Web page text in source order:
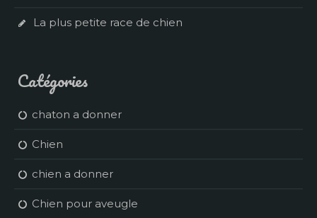
La plus petite race de chien
Catégories
chaton a donner
Chien
chien a donner
Chien pour aveugle